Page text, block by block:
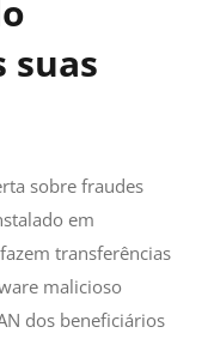
suas
sobre fraudes
em
transferências
malicioso
dos beneficiários